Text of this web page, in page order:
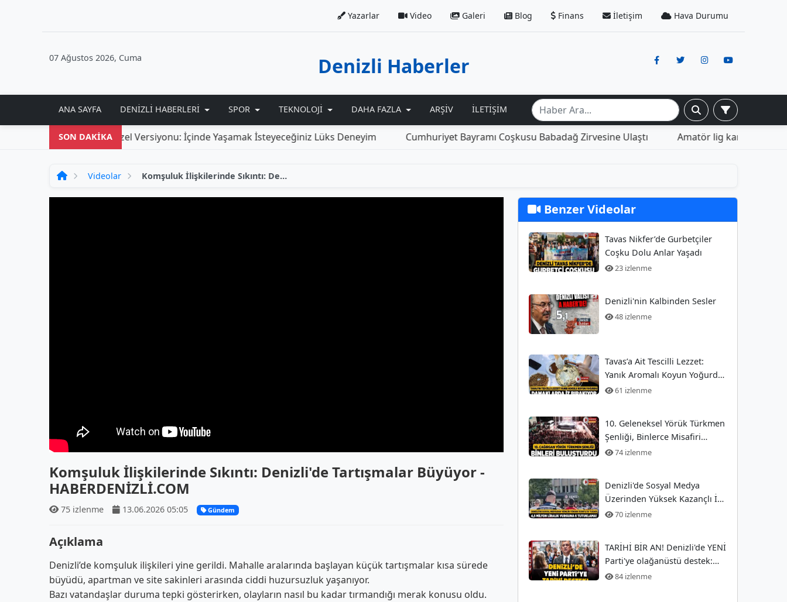
Yazarlar Video Galeri Blog Finans İletişim Hava Durumu
07 Ağustos 2026, Cuma Denizli Haberler
ANA SAYFA DENIZLI HABERLERI SPOR TEKNOLOJI DAHA FAZLA ARŞIV İLETIŞIM
SON DAKİKA Denizli
Videolar Komşuluk İlişkilerinde Sıkıntı: Denizli'de Tartışmalar Büyüyor - HABERDENİZLİ.COM
Komşuluk İlişkilerinde Sıkıntı: Denizli'de Tartışmalar Büyüyor -
HABERDENİZLİ.COM
75 izlenme 13.06.2026 05:05 Gündem
Açıklama
Denizli’de komşuluk ilişkileri yine gerildi. Mahalle aralarında başlayan küçük tartışmalar kısa sürede
büyüdü, apartman ve site sakinleri arasında ciddi huzursuzluk yaşanıyor.
Bazı vatandaşlar duruma tepki gösterirken, olayların nasıl bu kadar tırmandığı merak konusu oldu.
Benzer Videolar
Tavas Nikfer’de Gurbetçiler
Coşku Dolu Anlar Yaşadı
23 izlenme
Denizli'nin Kalbinden Sesler
48 izlenme
Tavas’a Ait Tescilli Lezzet:
Yanık Aromalı Koyun Yoğurdu
- Denizli Güncel Haberler
61 izlenme
10. Geleneksel Yörük Türkmen
Şenliği, Binlerce Misafiri
Ağırladı
74 izlenme
Denizli'de Sosyal Medya
Üzerinden Yüksek Kazançlı İş
Fırsatları Arayanları Tuzağa
70 izlenme
TARİHİ BİR AN! Denizli'de YENİ
Parti'ye olağanüstü destek:
İşte o anlar!
84 izlenme